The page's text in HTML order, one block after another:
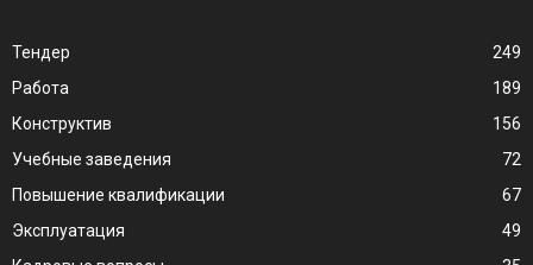
Тендер
249
Работа
189
Конструктив
156
Учебные заведения
72
Повышение квалификации
67
Эксплуатация
49